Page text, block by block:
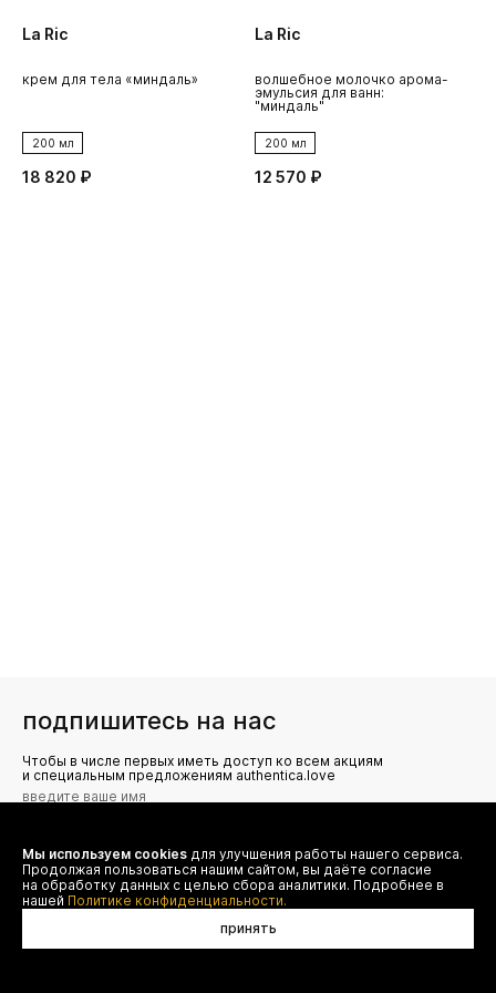
La Ric
крем для тела «миндаль»
200 мл
18 820 ₽
La Ric
волшебное молочко арома-
эмульсия для ванн:
"миндаль"
200 мл
12 570 ₽
подпишитесь на нас
Чтобы в числе первых иметь доступ ко всем акциям
и специальным предложениям authentica.love
Я даю согласие на сбор, обработку и хранение моих
персональных данных (имя, email, телефон) для получения
рекламных и информационных рассылок от ООО 'БТ
Юнайтед', а также ознакомлен(а) с
Политикой конфиденциальности
Мы используем cookies для улучшения работы нашего сервиса.
Продолжая пользоваться нашим сайтом, вы даёте согласие
на обработку данных с целью сбора аналитики. Подробнее в
нашей Политике конфиденциальности.
принять